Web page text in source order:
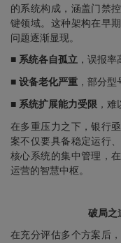
的系统构成，涵盖门禁
键领域。这种架构在早
问题逐渐显现。
■ 系统各自孤立 ，误报
■ 设备老化严重 ，部分
■ 系统扩展能力受限 ，
在多重压力之下，银行
案不仅要具备稳定运行
核心系统的集中管理，
运营的智慧中枢。
破局之
在充分评估多个方案后